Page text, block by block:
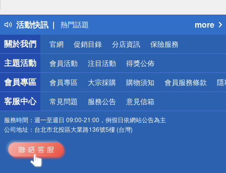
活動快訊
得獎公告
熱門話題
銀行優惠
偏遠地區配送
詐騙網頁！請小心！
more
關於我們
官網 促銷目錄 分店資訊 保險服務
主題活動 會員活動 注目活動 得獎公佈
會員專區 會員專區 大宗採購 購物須知 會員服務條款 隱
客服中心 常見問題 服務公告 意見信箱
服務時間： 週一至週日 09:00-21:00，例假日依網站公告為主
公司地址： 台北市北投區大業路136號5樓 (台灣)